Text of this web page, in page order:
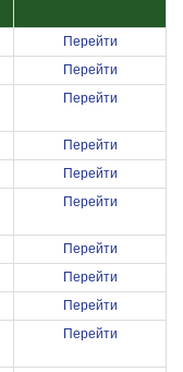
Перейти
Перейти
Перейти
Перейти
Перейти
Перейти
Перейти
Перейти
Перейти
Перейти